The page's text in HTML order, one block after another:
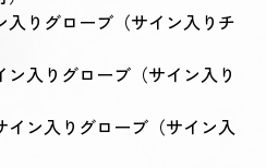
りグローブ（サイン入りチ
入りグローブ（サイン入り
ン入りグローブ（サイン入